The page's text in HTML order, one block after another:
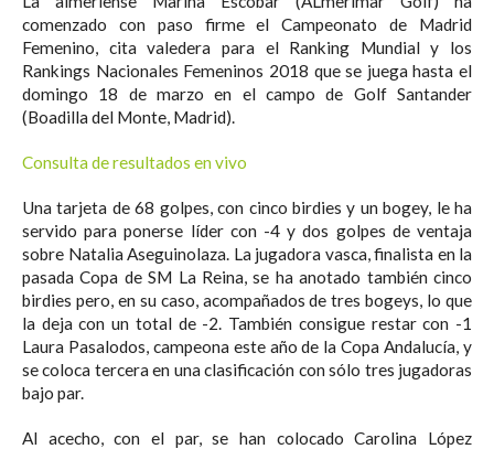
comenzado con paso firme el Campeonato de Madrid
Femenino, cita valedera para el Ranking Mundial y los
Rankings Nacionales Femeninos 2018 que se juega hasta el
domingo 18 de marzo en el campo de Golf Santander
(Boadilla del Monte, Madrid).
Consulta de resultados en vivo
Una tarjeta de 68 golpes, con cinco birdies y un bogey, le ha
servido para ponerse líder con -4 y dos golpes de ventaja
sobre Natalia Aseguinolaza. La jugadora vasca, finalista en la
pasada Copa de SM La Reina, se ha anotado también cinco
birdies pero, en su caso, acompañados de tres bogeys, lo que
la deja con un total de -2. También consigue restar con -1
Laura Pasalodos, campeona este año de la Copa Andalucía, y
se coloca tercera en una clasificación con sólo tres jugadoras
bajo par.
Al acecho, con el par, se han colocado Carolina López